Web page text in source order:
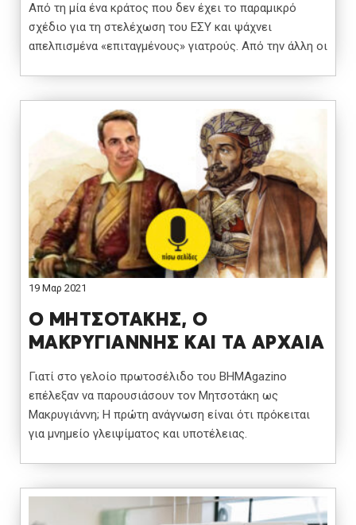
Από τη μία ένα κράτος που δεν έχει το παραμικρό
σχέδιο για τη στελέχωση του ΕΣΥ και ψάχνει
απελπισμένα «επιταγμένους» γιατρούς. Από την άλλη οι
19 Μαρ 2021
Ο ΜΗΤΣΟΤΑΚΗΣ, Ο
ΜΑΚΡΥΓΙΑΝΝΗΣ ΚΑΙ ΤΑ ΑΡΧΑΙΑ
Γιατί στο γελοίο πρωτοσέλιδο του ΒΗΜΑgazino
επέλεξαν να παρουσιάσουν τον Μητσοτάκη ως
Μακρυγιάννη; Η πρώτη ανάγνωση είναι ότι πρόκειται
για μνημείο γλειψίματος και υποτέλειας.